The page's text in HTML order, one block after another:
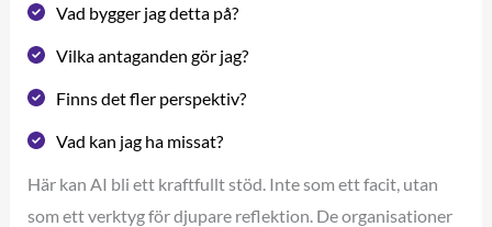
Vad bygger jag detta på?
Vilka antaganden gör jag?
Finns det fler perspektiv?
Vad kan jag ha missat?
Här kan AI bli ett kraftfullt stöd. Inte som ett facit, utan
som ett verktyg för djupare reflektion. De organisationer